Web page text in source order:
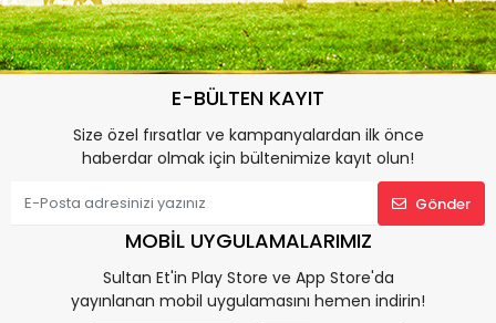
E-BÜLTEN KAYIT
Size özel fırsatlar ve kampanyalardan ilk önce
haberdar olmak için bültenimize kayıt olun!
Gönder
MOBİL UYGULAMALARIMIZ
Sultan Et'in Play Store ve App Store'da
yayınlanan mobil uygulamasını hemen indirin!